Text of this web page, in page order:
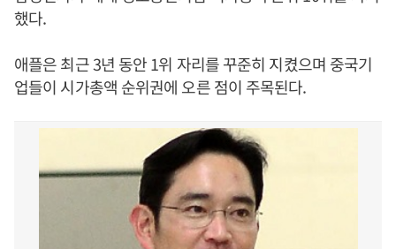
했다.
애플은 최근 3년 동안 1위 자리를 꾸준히 지켰으며 중국기
업들이 시가총액 순위권에 오른 점이 주목된다.